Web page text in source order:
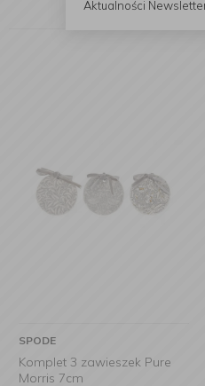
SPODE
Komplet 3 zawieszek Pure
Morris 7cm
Aktualności